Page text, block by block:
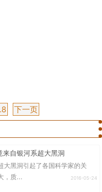
下一页
自银河系超大黑洞
大黑洞引起了各国科学家的关
，质...
2016-05-24